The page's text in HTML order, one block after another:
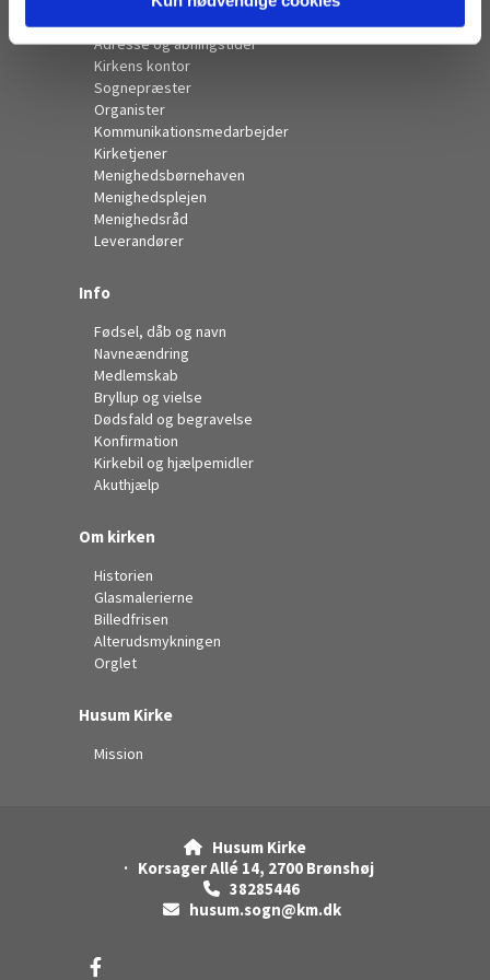
Adresse og åbningstider
Kirkens kontor
Sognepræster
Organister
Kommunikationsmedarbejder
Kirketjener
Menighedsbørnehaven
Menighedsplejen
Menighedsråd
Leverandører
Info
Fødsel, dåb og navn
Navneændring
Medlemskab
Bryllup og vielse
Dødsfald og begravelse
Konfirmation
Kirkebil og hjælpemidler
Akuthjælp
Om kirken
Historien
Glasmalerierne
Billedfrisen
Alterudsmykningen
Orglet
Husum Kirke
Mission

Husum Kirke
· Korsager Allé 14, 2700 Brønshøj
 38285446
husum.sogn@km.dk